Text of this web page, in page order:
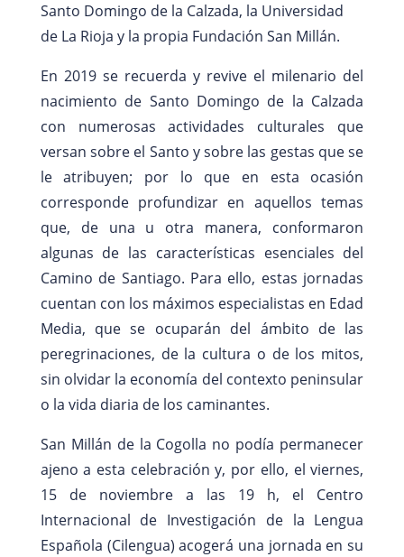
Santo Domingo de la Calzada, la Universidad
de La Rioja y la propia Fundación San Millán.
En 2019 se recuerda y revive el milenario del
nacimiento de Santo Domingo de la Calzada
con numerosas actividades culturales que
versan sobre el Santo y sobre las gestas que se
le atribuyen; por lo que en esta ocasión
corresponde profundizar en aquellos temas
que, de una u otra manera, conformaron
algunas de las características esenciales del
Camino de Santiago. Para ello, estas jornadas
cuentan con los máximos especialistas en Edad
Media, que se ocuparán del ámbito de las
peregrinaciones, de la cultura o de los mitos,
sin olvidar la economía del contexto peninsular
o la vida diaria de los caminantes.
San Millán de la Cogolla no podía permanecer
ajeno a esta celebración y, por ello, el viernes,
15 de noviembre a las 19 h, el Centro
Internacional de Investigación de la Lengua
Española (Cilengua) acogerá una jornada en su